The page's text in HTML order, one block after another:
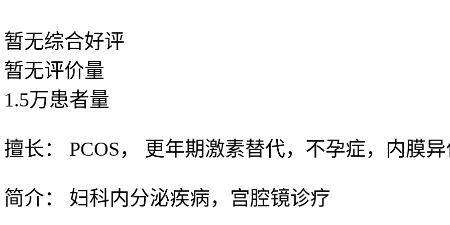
暂无综合好评
暂无评价量
1.5万患者量
擅长： PCOS， 更年期激素替代，不孕症，内膜
简介： 妇科内分泌疾病，宫腔镜诊疗